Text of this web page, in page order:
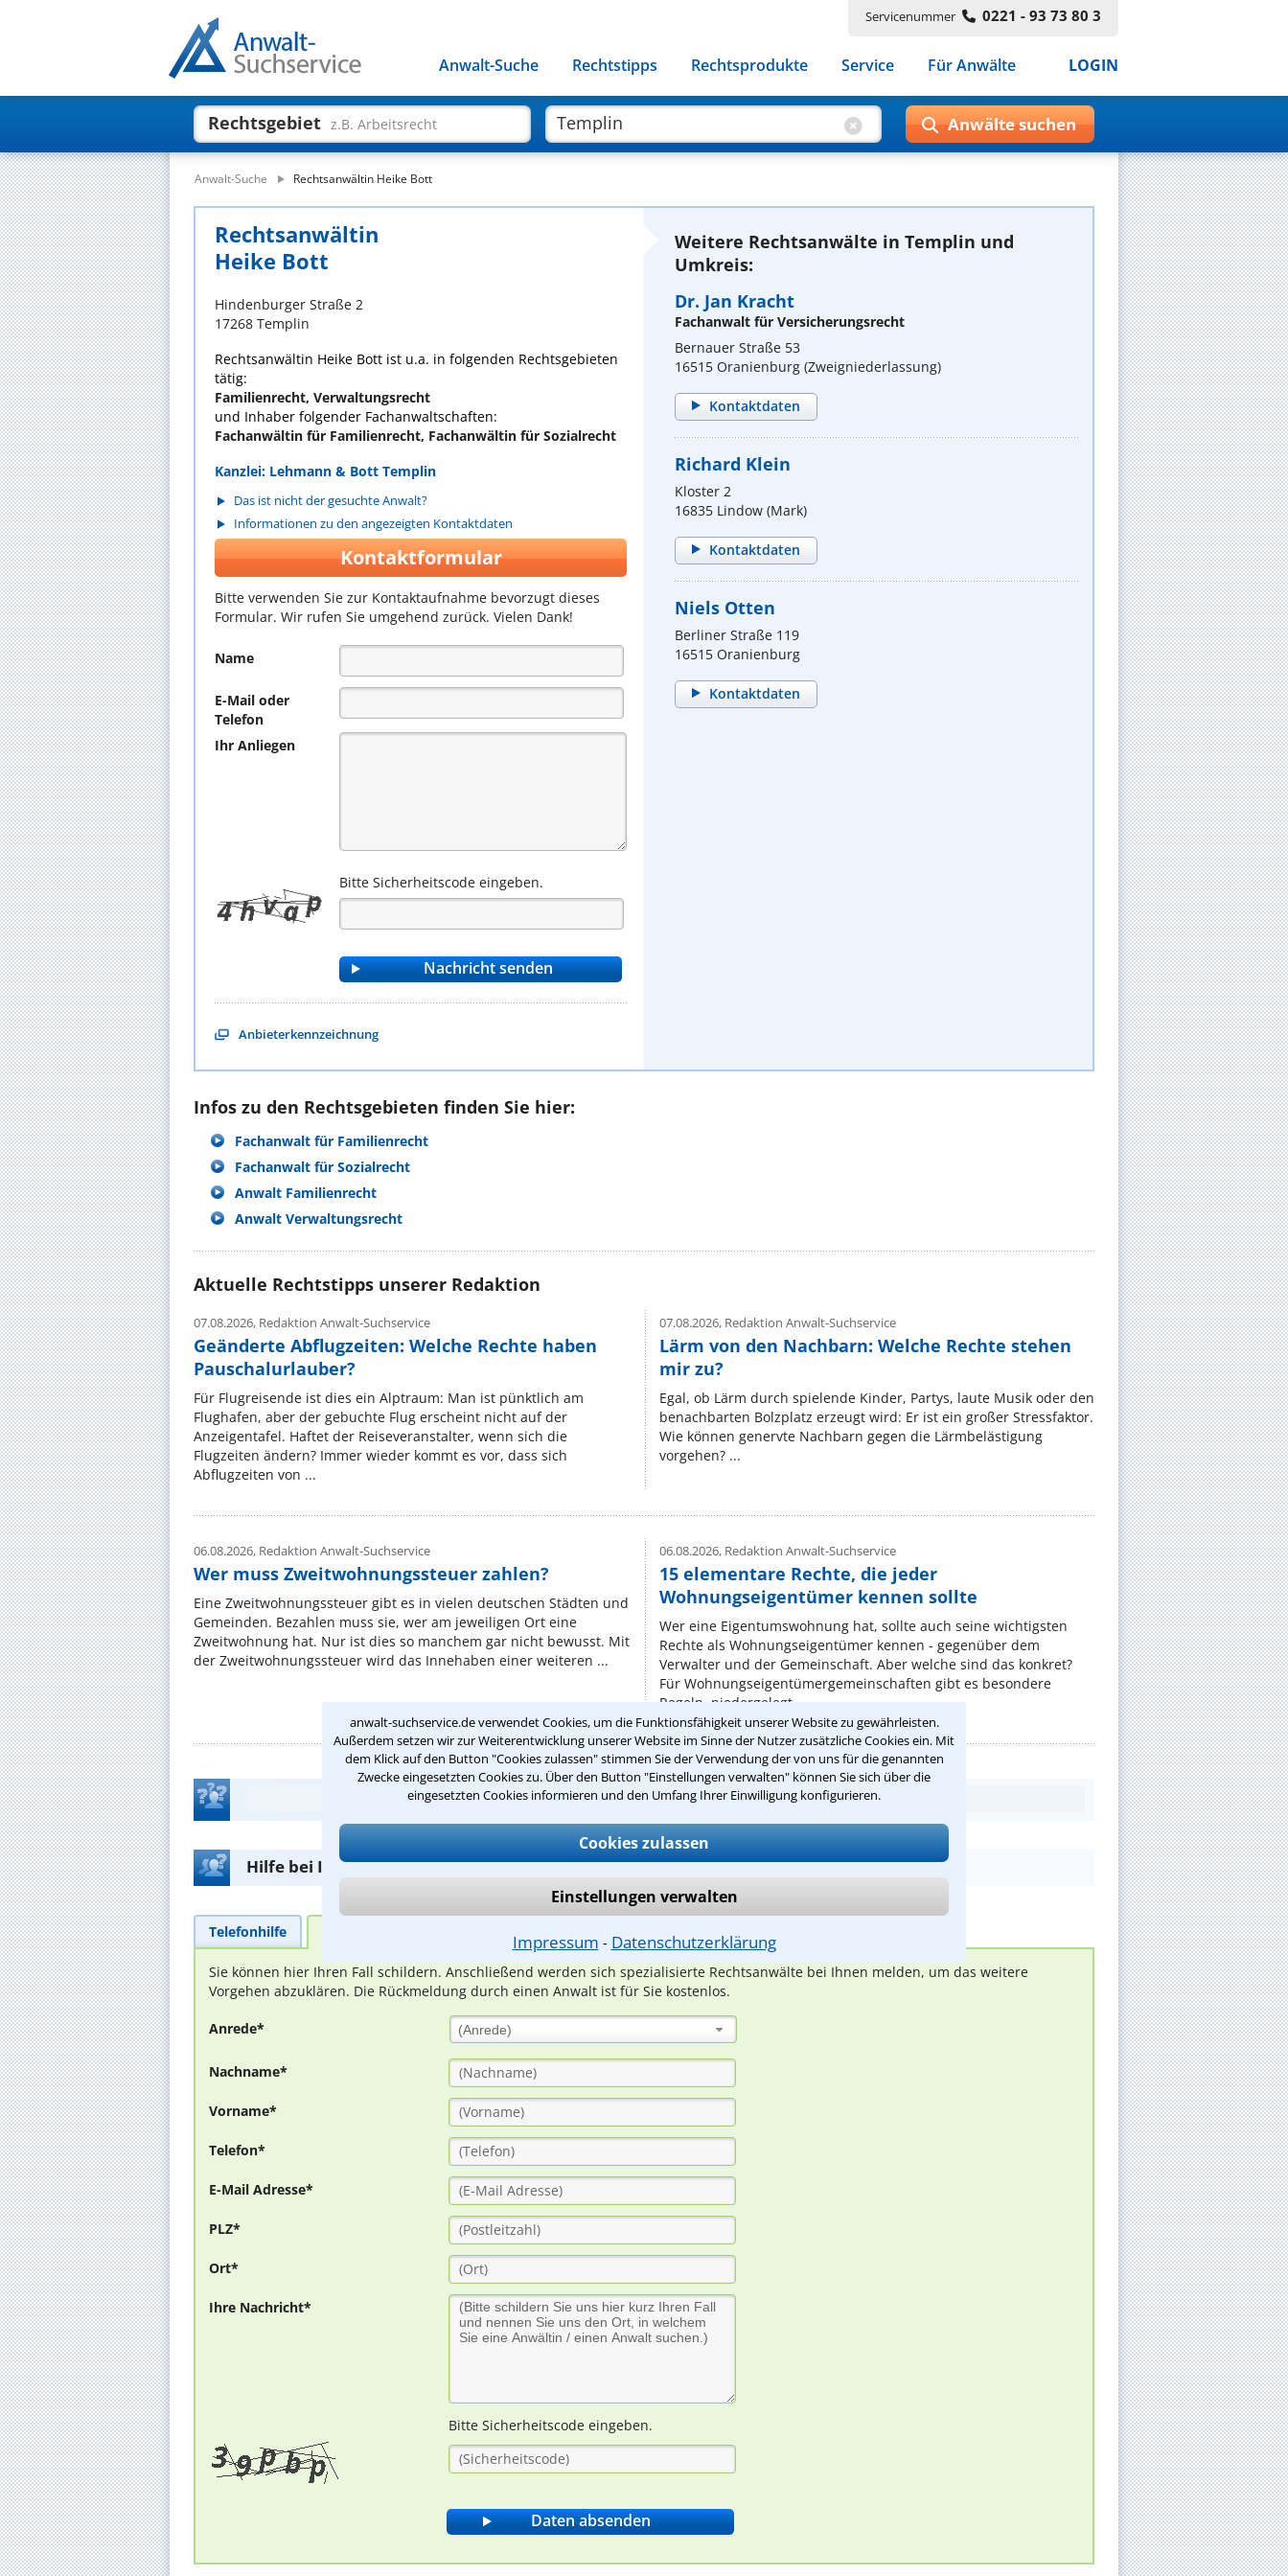
anwalt-suchservice.de verwendet Cookies, um die Funktionsfähigkeit unserer Website zu gewährleisten.
Außerdem setzen wir zur Weiterentwicklung unserer Website im Sinne der Nutzer zusätzliche Cookies ein. Mit
dem Klick auf den Button "Cookies zulassen" stimmen Sie der Verwendung der von uns für die genannten
Zwecke eingesetzten Cookies zu. Über den Button "Einstellungen verwalten" können Sie sich über die
eingesetzten Cookies informieren und den Umfang Ihrer Einwilligung konfigurieren.
Cookies zulassen
Einstellungen verwalten
Impressum ⁃ Datenschutzerklärung
Servicenummer 0221 - 93 73 80 3
Anwalt-Suche Rechtstipps Rechtsprodukte Service Für Anwälte LOGIN
Rechtsgebiet z.B. Arbeitsrecht
Anwalt-Suche Rechtsanwältin Heike Bott
Rechtsanwältin
Heike Bott
Hindenburger Straße 2
17268 Templin
Rechtsanwältin Heike Bott ist u.a. in folgenden Rechtsgebieten
tätig:
Familienrecht, Verwaltungsrecht
und Inhaber folgender Fachanwaltschaften:
Fachanwältin für Familienrecht, Fachanwältin für Sozialrecht
Kanzlei: Lehmann & Bott Templin
Das ist nicht der gesuchte Anwalt?
Informationen zu den angezeigten Kontaktdaten
Kontaktformular
Bitte verwenden Sie zur Kontaktaufnahme bevorzugt dieses
Formular. Wir rufen Sie umgehend zurück. Vielen Dank!
Name
E-Mail oder
Telefon
Ihr Anliegen
Bitte Sicherheitscode eingeben.
Anbieterkennzeichnung
Weitere Rechtsanwälte in Templin und
Umkreis:
Dr. Jan Kracht
Fachanwalt für Versicherungsrecht
Bernauer Straße 53
16515 Oranienburg (Zweigniederlassung)
Kontaktdaten
Richard Klein
Kloster 2
16835 Lindow (Mark)
Kontaktdaten
Niels Otten
Berliner Straße 119
16515 Oranienburg
Kontaktdaten
Infos zu den Rechtsgebieten finden Sie hier:
Fachanwalt für Familienrecht
Fachanwalt für Sozialrecht
Anwalt Familienrecht
Anwalt Verwaltungsrecht
Aktuelle Rechtstipps unserer Redaktion
07.08.2026, Redaktion Anwalt-Suchservice
Geänderte Abflugzeiten: Welche Rechte haben
Pauschalurlauber?
Für Flugreisende ist dies ein Alptraum: Man ist pünktlich am
Flughafen, aber der gebuchte Flug erscheint nicht auf der
Anzeigentafel. Haftet der Reiseveranstalter, wenn sich die
Flugzeiten ändern? Immer wieder kommt es vor, dass sich
Abflugzeiten von ...
07.08.2026,Redaktion Anwalt-Suchservice
Lärm von den Nachbarn: Welche Rechte stehen
mir zu?
Egal, ob Lärm durch spielende Kinder, Partys, laute Musik oder den
benachbarten Bolzplatz erzeugt wird: Er ist ein großer Stressfaktor.
Wie können genervte Nachbarn gegen die Lärmbelästigung
vorgehen? ...
06.08.2026, Redaktion Anwalt-Suchservice
Wer muss Zweitwohnungssteuer zahlen?
Eine Zweitwohnungssteuer gibt es in vielen deutschen Städten und
Gemeinden. Bezahlen muss sie, wer am jeweiligen Ort eine
Zweitwohnung hat. Nur ist dies so manchem gar nicht bewusst. Mit
der Zweitwohnungssteuer wird das Innehaben einer weiteren ...
06.08.2026,Redaktion Anwalt-Suchservice
15 elementare Rechte, die jeder
Wohnungseigentümer kennen sollte
Wer eine Eigentumswohnung hat, sollte auch seine wichtigsten
Rechte als Wohnungseigentümer kennen - gegenüber dem
Verwalter und der Gemeinschaft. Aber welche sind das konkret?
Für Wohnungseigentümergemeinschaften gibt es besondere
Regeln, niedergelegt ...
Teste Dein Rechtswissen
Hilfe bei Ihrer Anwaltsuche?
Telefonhilfe
Sie können hier Ihren Fall schildern. Anschließend werden sich spezialisierte Rechtsanwälte bei Ihnen melden, um das weitere
Vorgehen abzuklären. Die Rückmeldung durch einen Anwalt ist für Sie kostenlos.
Anrede* (Anrede)
Nachname*
Vorname*
Telefon*
E-Mail Adresse*
PLZ*
Ort*
Ihre Nachricht*
Bitte Sicherheitscode eingeben.